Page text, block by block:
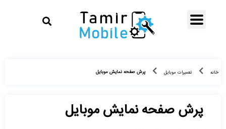
خانه تعمیرات موبایل پرش صفحه نمایش موبایل
پرش صفحه نمایش موبایل